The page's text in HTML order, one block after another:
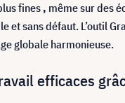
fines , même sur des
et sans défaut. L’outil
globale harmonieuse.
efficaces